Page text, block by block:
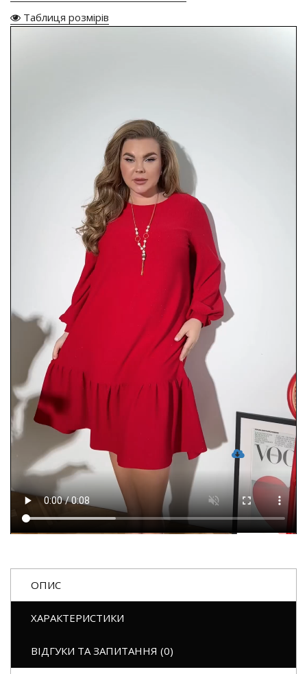
Таблиця розмірів
ОПИС
ХАРАКТЕРИСТИКИ
ВІДГУКИ ТА ЗАПИТАННЯ (0)